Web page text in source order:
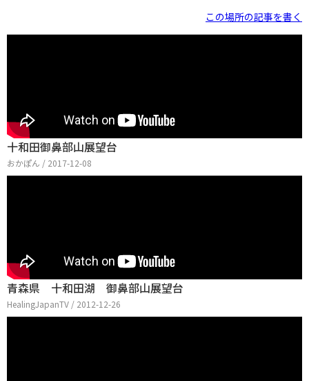
この場所の記事を書く
十和田御鼻部山展望台
おかぽん / 2017-12-08
青森県 十和田湖 御鼻部山展望台
HealingJapanTV / 2012-12-26